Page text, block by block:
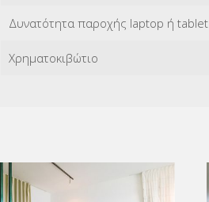
Δυνατότητα παροχής laptop ή tablet
Χρηματοκιβώτιο